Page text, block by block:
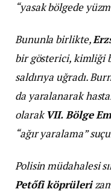
“yasak bölgede
Bununla birlikte,
bir gösterici, kimliği
saldırıya uğradı.
da yaralanarak
olarakVII. Bölge
“ağır yaralama”
Polisin müdahalesi
Petőfi köprüleri